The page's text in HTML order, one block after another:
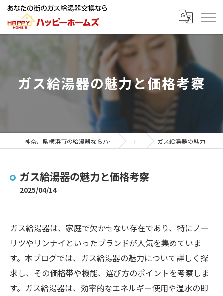
ガス給湯器の魅力と価格考察
神奈川県横浜市の給湯器ならハッピーホームズ コラム ガス給湯器の魅力と価格考察
ガス給湯器の魅力と価格考察
2025/04/14
ガス給湯器は、家庭で欠かせない存在であり、特にノー
リツやリンナイといったブランドが人気を集めていま
す。本ブログでは、ガス給湯器の魅力について詳しく探
求し、その価格帯や機能、選び方のポイントを考察しま
す。ガス給湯器は、効率的なエネルギー使用や温水の即